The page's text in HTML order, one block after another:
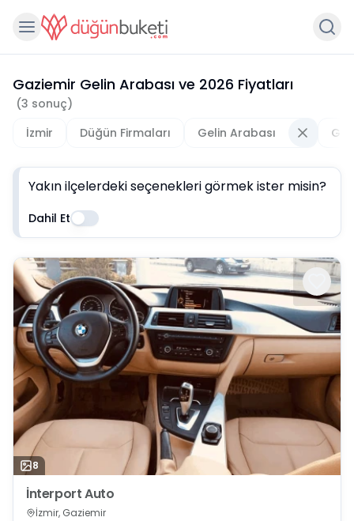
Gaziemir Gelin Arabası ve 2026 Fiyatları
(3 sonuç)
İzmir
Düğün Firmaları Gelin Arabası
Yakın ilçelerdeki seçenekleri görmek ister misin?
Dahil Et
8
İnterport Auto
İzmir, Gaziemir